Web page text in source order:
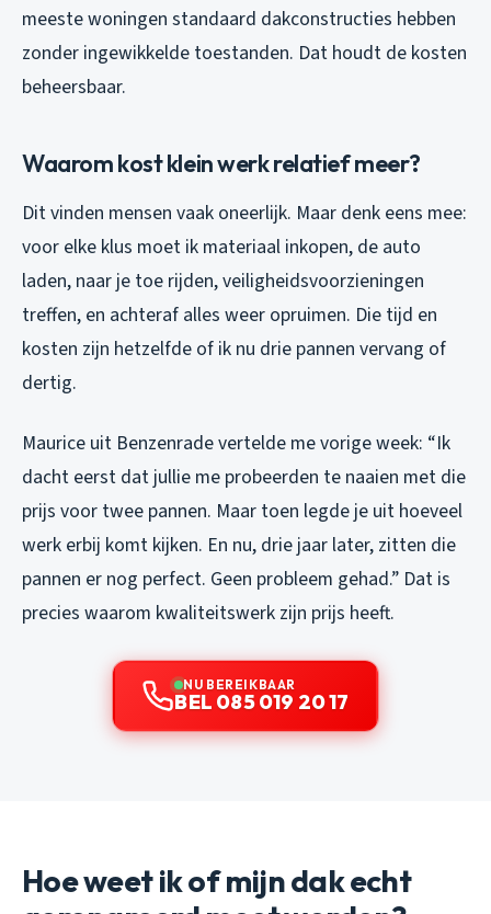
meeste woningen standaard dakconstructies hebben
zonder ingewikkelde toestanden. Dat houdt de kosten
beheersbaar.
Waarom kost klein werk relatief meer?
Dit vinden mensen vaak oneerlijk. Maar denk eens mee:
voor elke klus moet ik materiaal inkopen, de auto
laden, naar je toe rijden, veiligheidsvoorzieningen
treffen, en achteraf alles weer opruimen. Die tijd en
kosten zijn hetzelfde of ik nu drie pannen vervang of
dertig.
Maurice uit Benzenrade vertelde me vorige week: “Ik
dacht eerst dat jullie me probeerden te naaien met die
prijs voor twee pannen. Maar toen legde je uit hoeveel
werk erbij komt kijken. En nu, drie jaar later, zitten die
pannen er nog perfect. Geen probleem gehad.” Dat is
precies waarom kwaliteitswerk zijn prijs heeft.
NU BEREIKBAAR
BEL 085 019 20 17
Hoe weet ik of mijn dak echt